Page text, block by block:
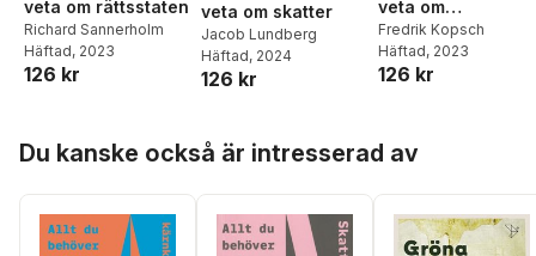
veta om rättsstaten
Richard Sannerholm
Häftad, 2023
126 kr
veta om skatter
Jacob Lundberg
Häftad, 2024
126 kr
veta om
bostadspolitik
Fredrik Kopsch
Häftad, 2023
126 kr
Du kanske också är intresserad av